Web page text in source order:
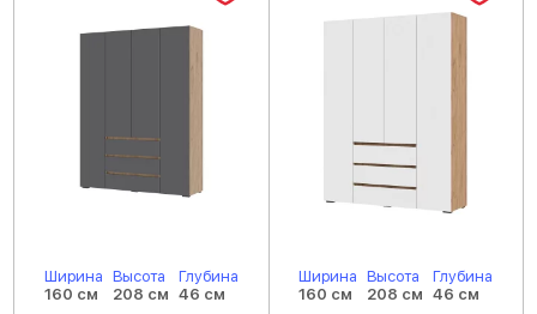
Ширина
160 см
Высота
208 см
Глубина
46 см
Ширина
160 см
Высота
208 см
Глубина
46 см